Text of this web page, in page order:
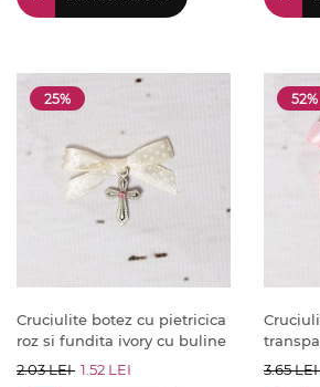
25%
Cruciulite botez cu pietricica
roz si fundita ivory cu buline
2.03 LEI 1.52 LEI
52%
3.65 LEI